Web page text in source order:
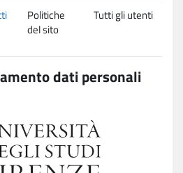
Politiche
del sito
Tutti gli utenti
dati personali